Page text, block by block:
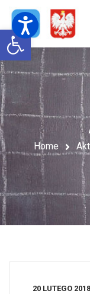
Open toolbar
Home
20 LUTEGO 2018